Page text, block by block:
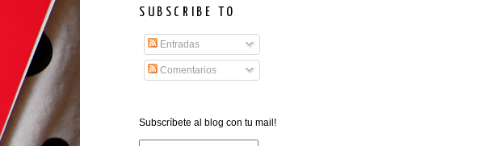
SUBSCRIBE TO
Entradas
Comentarios
Subscríbete al blog con tu mail!